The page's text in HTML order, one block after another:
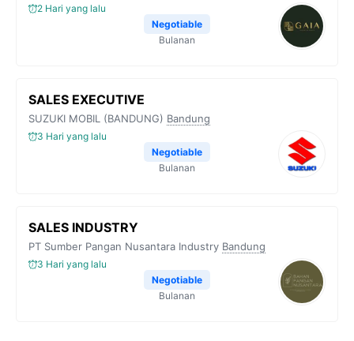
2 Hari yang lalu
Negotiable
Bulanan
SALES EXECUTIVE
SUZUKI MOBIL (BANDUNG) Bandung
3 Hari yang lalu
Negotiable
Bulanan
SALES INDUSTRY
PT Sumber Pangan Nusantara Industry Bandung
3 Hari yang lalu
Negotiable
Bulanan